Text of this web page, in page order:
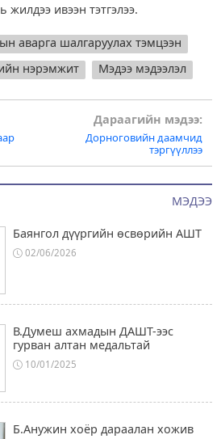
МЭДЭЭ
Баянгол дүүргийн өсвөрийн АШТ
02/06/2026
В.Думеш ахмадын ДАШТ-ээс
гурван алтан медальтай
10/01/2025
Б.Анужин хоёр дараалан хожив
ивээн тэтгэлээ.
аварга шалгаруулах тэмцээн
нэрэмжит Мэдээ мэдээлэл
Дараагийн мэдээ:
Дорноговийн даамчид
тэргүүллээ